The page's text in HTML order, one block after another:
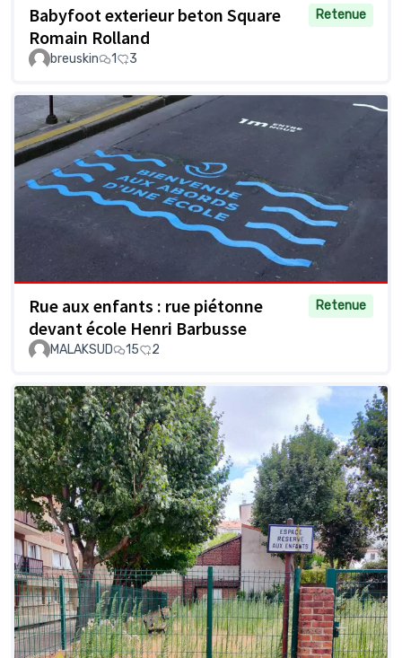
Babyfoot exterieur beton Square
Romain Rolland
Retenue
breuskin 1 3
Rue aux enfants : rue piétonne
devant école Henri Barbusse
Retenue
MALAKSUD 15 2